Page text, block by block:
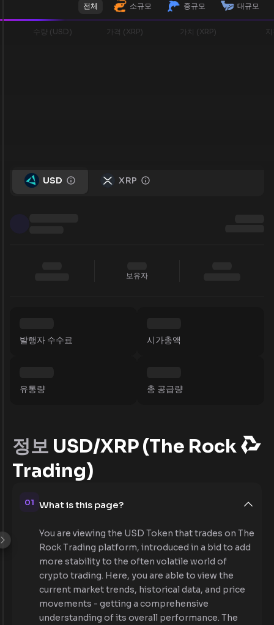
전체 소규모 중규모 대규모
수량 (USD) 가격 (XRP) 가치 (XRP)
USD XRP
보유자
발행자 수수료 시가총액
유통량 총 공급량
정보 USD/XRP (The Rock
Trading)
01 What is this page?
You are viewing the USD Token that trades on The
Rock Trading platform, introduced in a bid to add
more stability to the often volatile world of
crypto trading. Here, you are able to view the
current market trends, historical data, and price
movements - getting a comprehensive
understanding of its overall performance. The